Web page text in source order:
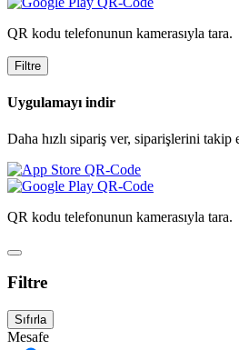
QR kodu telefonunun kamerasıyla tara.
Filtre
Uygulamayı indir
Daha hızlı sipariş ver, siparişlerini
QR kodu telefonunun kamerasıyla tara.
Filtre
Sıfırla
Mesafe